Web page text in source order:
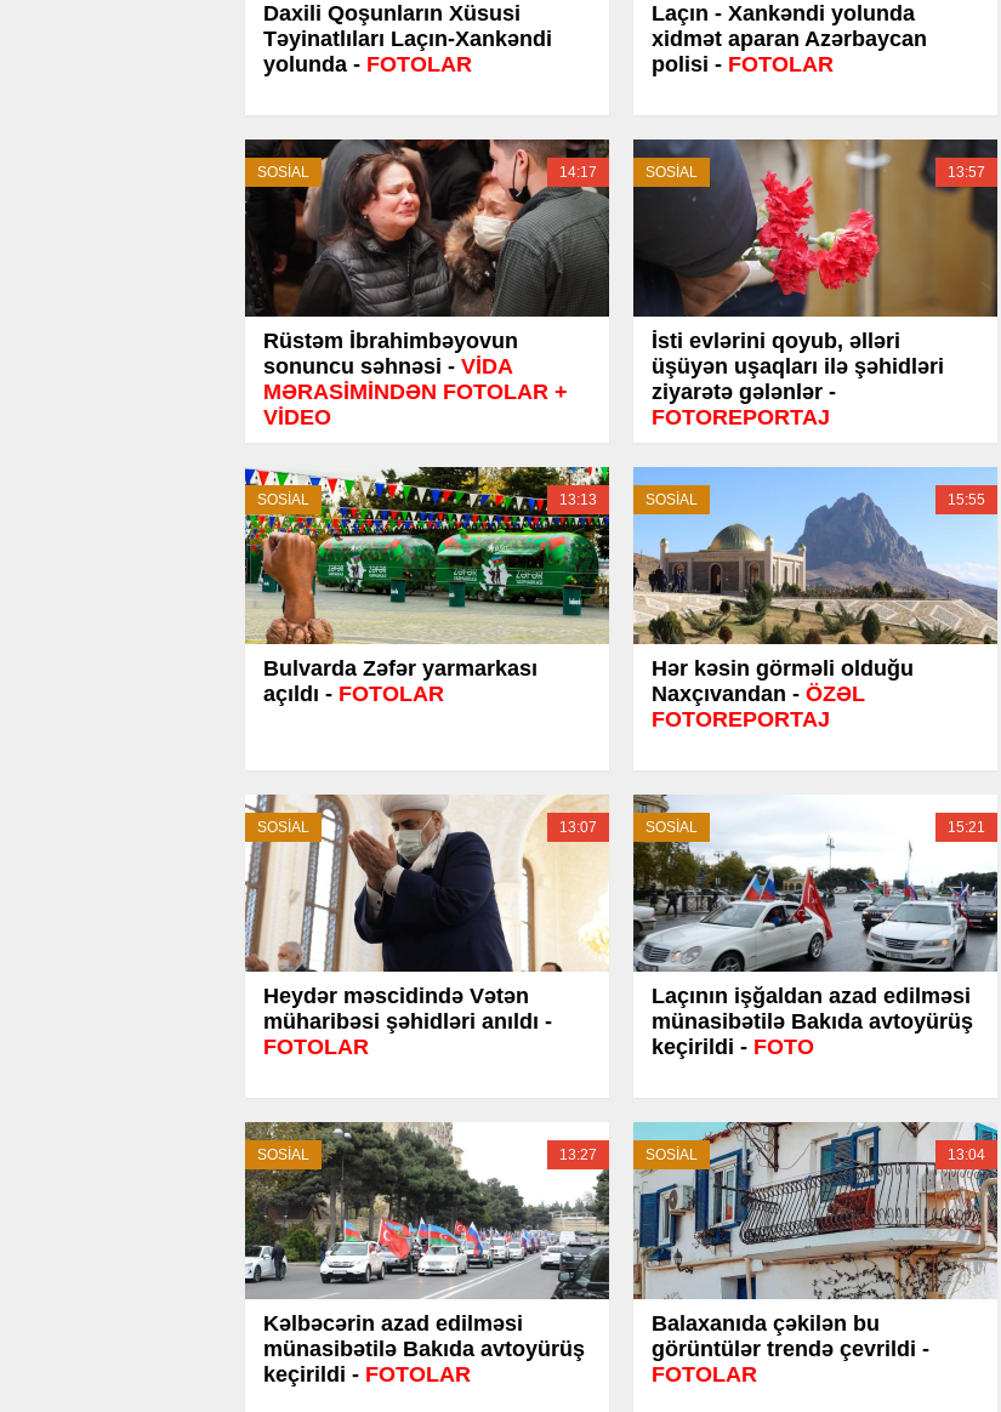
Daxili Qoşunların Xüsusi
Təyinatlıları Laçın-Xankəndi
yolunda - FOTOLAR
Laçın - Xankəndi yolunda
xidmət aparan Azərbaycan
polisi - FOTOLAR
SOSİAL 14:17
Rüstəm İbrahimbəyovun
sonuncu səhnəsi - VİDA
MƏRASİMİNDƏN FOTOLAR +
VİDEO
SOSİAL 13:57
İsti evlərini qoyub, əlləri
üşüyən uşaqları ilə şəhidləri
ziyarətə gələnlər -
FOTOREPORTAJ
SOSİAL 13:13
Bulvarda Zəfər yarmarkası
açıldı - FOTOLAR
SOSİAL 15:55
Hər kəsin görməli olduğu
Naxçıvandan - ÖZƏL
FOTOREPORTAJ
SOSİAL 13:07
Heydər məscidində Vətən
müharibəsi şəhidləri anıldı -
FOTOLAR
SOSİAL 15:21
Laçının işğaldan azad edilməsi
münasibətilə Bakıda avtoyürüş
keçirildi - FOTO
SOSİAL 13:27
Kəlbəcərin azad edilməsi
münasibətilə Bakıda avtoyürüş
keçirildi - FOTOLAR
SOSİAL 13:04
Balaxanıda çəkilən bu
görüntülər trendə çevrildi -
FOTOLAR